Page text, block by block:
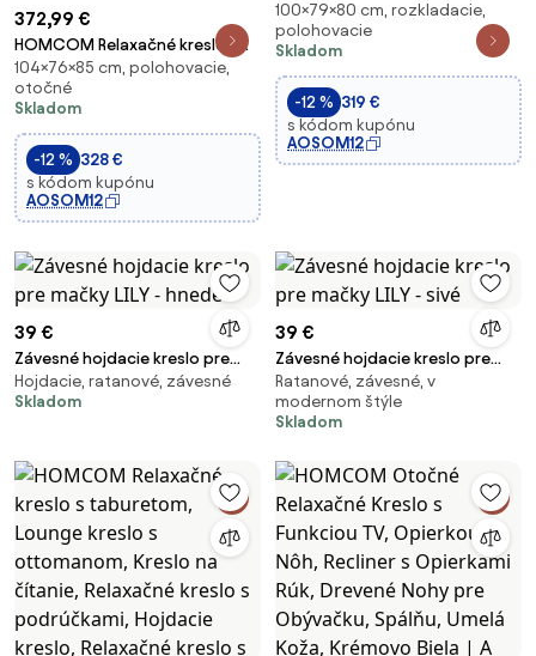
372,99 €
HOMCOM Relaxačné kreslo s
taburetom, otočné TV kreslo s
funkciou polohovania, drevený
rám, nosnosť až 150 kg, pre
obývaciu izbu, umelá koža,
hnedá | A
104×76×85 cm, polohovacie,
otočné
Skladom
-12 % 328 €
s kódom kupónu
AOSOM12
podnožkou, 360° otočné, 145°
sklápateľné, PU koža, svetlosivé
| Aosom
100×79×80 cm, rozkladacie,
polohovacie
Skladom
-12 % 319 €
s kódom kupónu
AOSOM12
39 €
Závesné hojdacie kreslo pre
mačky LILY - hnedé
Hojdacie, ratanové, závesné
Skladom
39 €
Závesné hojdacie kreslo pre
mačky LILY - sivé
Ratanové, závesné, v
modernom štýle
Skladom